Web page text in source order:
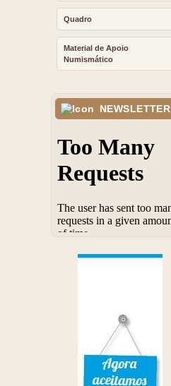
Quadro
Material de Apoio
Numismático
NEWSLETTER